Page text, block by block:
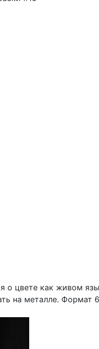
о цвете как живом
на металле.